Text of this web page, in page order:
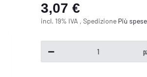
3,07 €
incl. 19% IVA , Spedizione Più